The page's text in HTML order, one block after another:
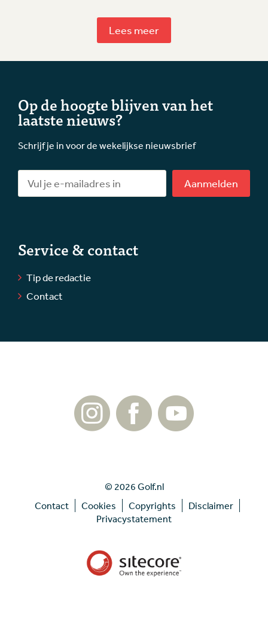
Lees meer
Op de hoogte blijven van het
laatste nieuws?
Schrijf je in voor de wekelijkse nieuwsbrief
Aanmelden
Service & contact
Tip de redactie
Contact
© 2026 Golf.nl
Contact
Cookies Copyrights
Disclaimer
Privacystatement